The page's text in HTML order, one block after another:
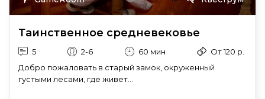
Таинственное средневековье
5 2-6 60 мин
От 120 р.
Добро пожаловать в старый замок, окруженный
густыми лесами, где живет...